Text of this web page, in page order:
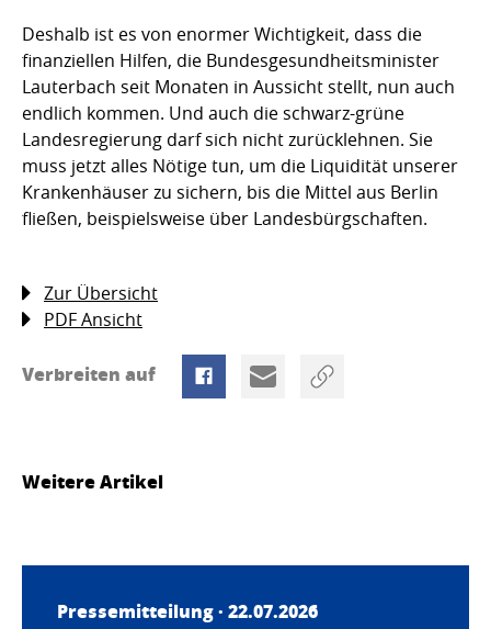
Deshalb ist es von enormer Wichtigkeit, dass die
finanziellen Hilfen, die Bundesgesundheitsminister
Lauterbach seit Monaten in Aussicht stellt, nun auch
endlich kommen. Und auch die schwarz-grüne
Landesregierung darf sich nicht zurücklehnen. Sie
muss jetzt alles Nötige tun, um die Liquidität unserer
Krankenhäuser zu sichern, bis die Mittel aus Berlin
fließen, beispielsweise über Landesbürgschaften.
Zur Übersicht
PDF Ansicht
Verbreiten auf
Weitere Artikel
Pressemitteilung · 22.07.2026